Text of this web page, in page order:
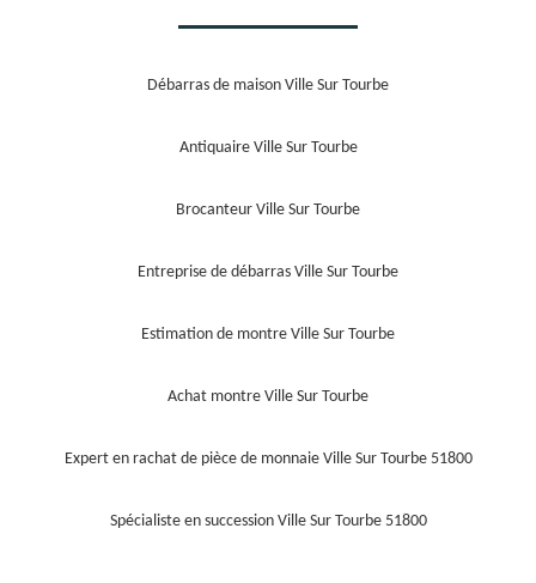
Débarras de maison Ville Sur Tourbe
Antiquaire Ville Sur Tourbe
Brocanteur Ville Sur Tourbe
Entreprise de débarras Ville Sur Tourbe
Estimation de montre Ville Sur Tourbe
Achat montre Ville Sur Tourbe
Expert en rachat de pièce de monnaie Ville Sur Tourbe 51800
Spécialiste en succession Ville Sur Tourbe 51800